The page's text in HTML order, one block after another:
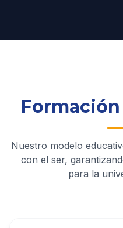
Nuestro modelo
con el ser,
para la